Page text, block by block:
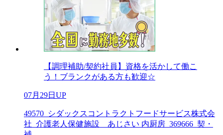
【調理補助/契約社員】資格を活かして働こ
う！ブランクがある方も歓迎☆
07月29日UP
49570_シダックスコントラクトフードサービス株式会
社_介護老人保健施設 あじさい 内厨房_369666_契・